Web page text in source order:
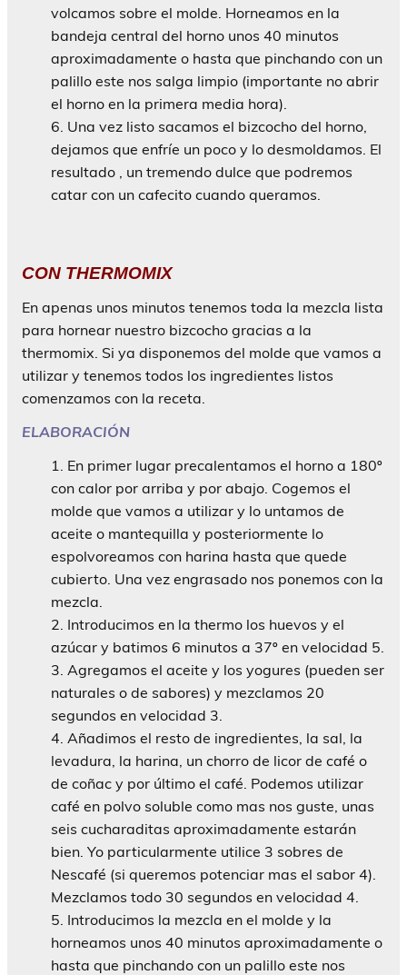
volcamos sobre el molde. Horneamos en la
bandeja central del horno unos 40 minutos
aproximadamente o hasta que pinchando con un
palillo este nos salga limpio (importante no abrir
el horno en la primera media hora).
Una vez listo sacamos el bizcocho del horno,
dejamos que enfríe un poco y lo desmoldamos. El
resultado , un tremendo dulce que podremos
catar con un cafecito cuando queramos.
CON THERMOMIX
En apenas unos minutos tenemos toda la mezcla lista
para hornear nuestro bizcocho gracias a la
thermomix. Si ya disponemos del molde que vamos a
utilizar y tenemos todos los ingredientes listos
comenzamos con la receta.
ELABORACIÓN
En primer lugar precalentamos el horno a 180º
con calor por arriba y por abajo. Cogemos el
molde que vamos a utilizar y lo untamos de
aceite o mantequilla y posteriormente lo
espolvoreamos con harina hasta que quede
cubierto. Una vez engrasado nos ponemos con la
mezcla.
Introducimos en la thermo los huevos y el
azúcar y batimos 6 minutos a 37º en velocidad 5.
Agregamos el aceite y los yogures (pueden ser
naturales o de sabores) y mezclamos 20
segundos en velocidad 3.
Añadimos el resto de ingredientes, la sal, la
levadura, la harina, un chorro de licor de café o
de coñac y por último el café. Podemos utilizar
café en polvo soluble como mas nos guste, unas
seis cucharaditas aproximadamente estarán
bien. Yo particularmente utilice 3 sobres de
Nescafé (si queremos potenciar mas el sabor 4).
Mezclamos todo 30 segundos en velocidad 4.
Introducimos la mezcla en el molde y la
horneamos unos 40 minutos aproximadamente o
hasta que pinchando con un palillo este nos